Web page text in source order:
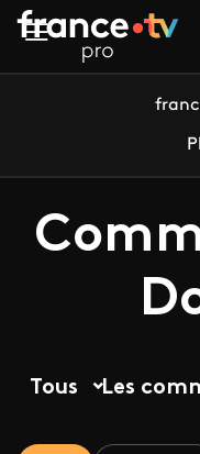
Aller au contenu
Tous Les